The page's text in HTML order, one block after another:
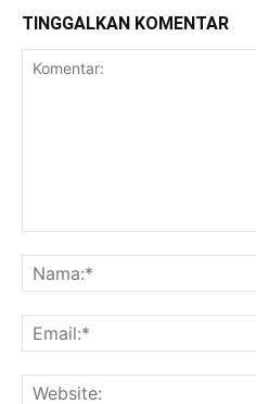
TINGGALKAN KOMENTAR